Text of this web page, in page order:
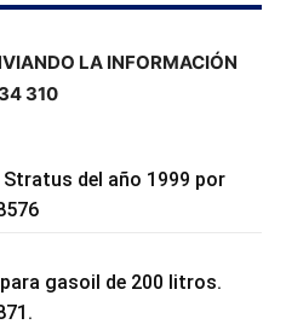
LA INFORMACIÓN
310
Stratus del año 1999 por
gasoil de 200 litros.